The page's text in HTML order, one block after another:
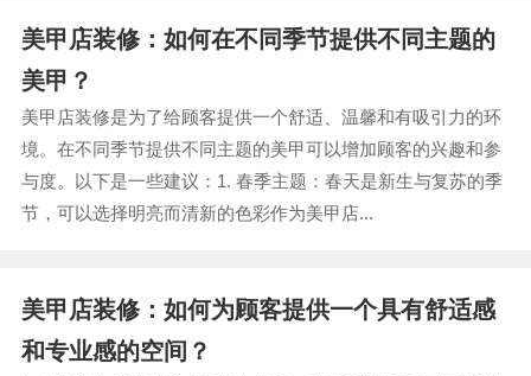
美甲店装修：如何在不同季节提供不同主题的
美甲？
美甲店装修是为了给顾客提供一个舒适、温馨和有吸引力的环
境。在不同季节提供不同主题的美甲可以增加顾客的兴趣和参
与度。以下是一些建议：1. 春季主题：春天是新生与复苏的季
节，可以选择明亮而清新的色彩作为美甲店...
美甲店装修：如何为顾客提供一个具有舒适感
和专业感的空间？